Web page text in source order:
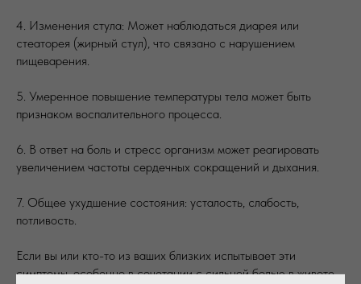
4. Изменения стула: Может наблюдаться диарея или
стеаторея (жирный стул), что связано с нарушением
пищеварения.
5. Умеренное повышение температуры тела может быть
признаком воспалительного процесса.
6. В ответ на боль и стресс организм может реагировать
увеличением частоты сердечных сокращений и дыхания.
7. Общее ухудшение состояния: усталость, слабость,
потливость.
Если вы или кто-то из ваших близких испытывает эти
симптомы, особенно в сочетании с сильной болью в животе,